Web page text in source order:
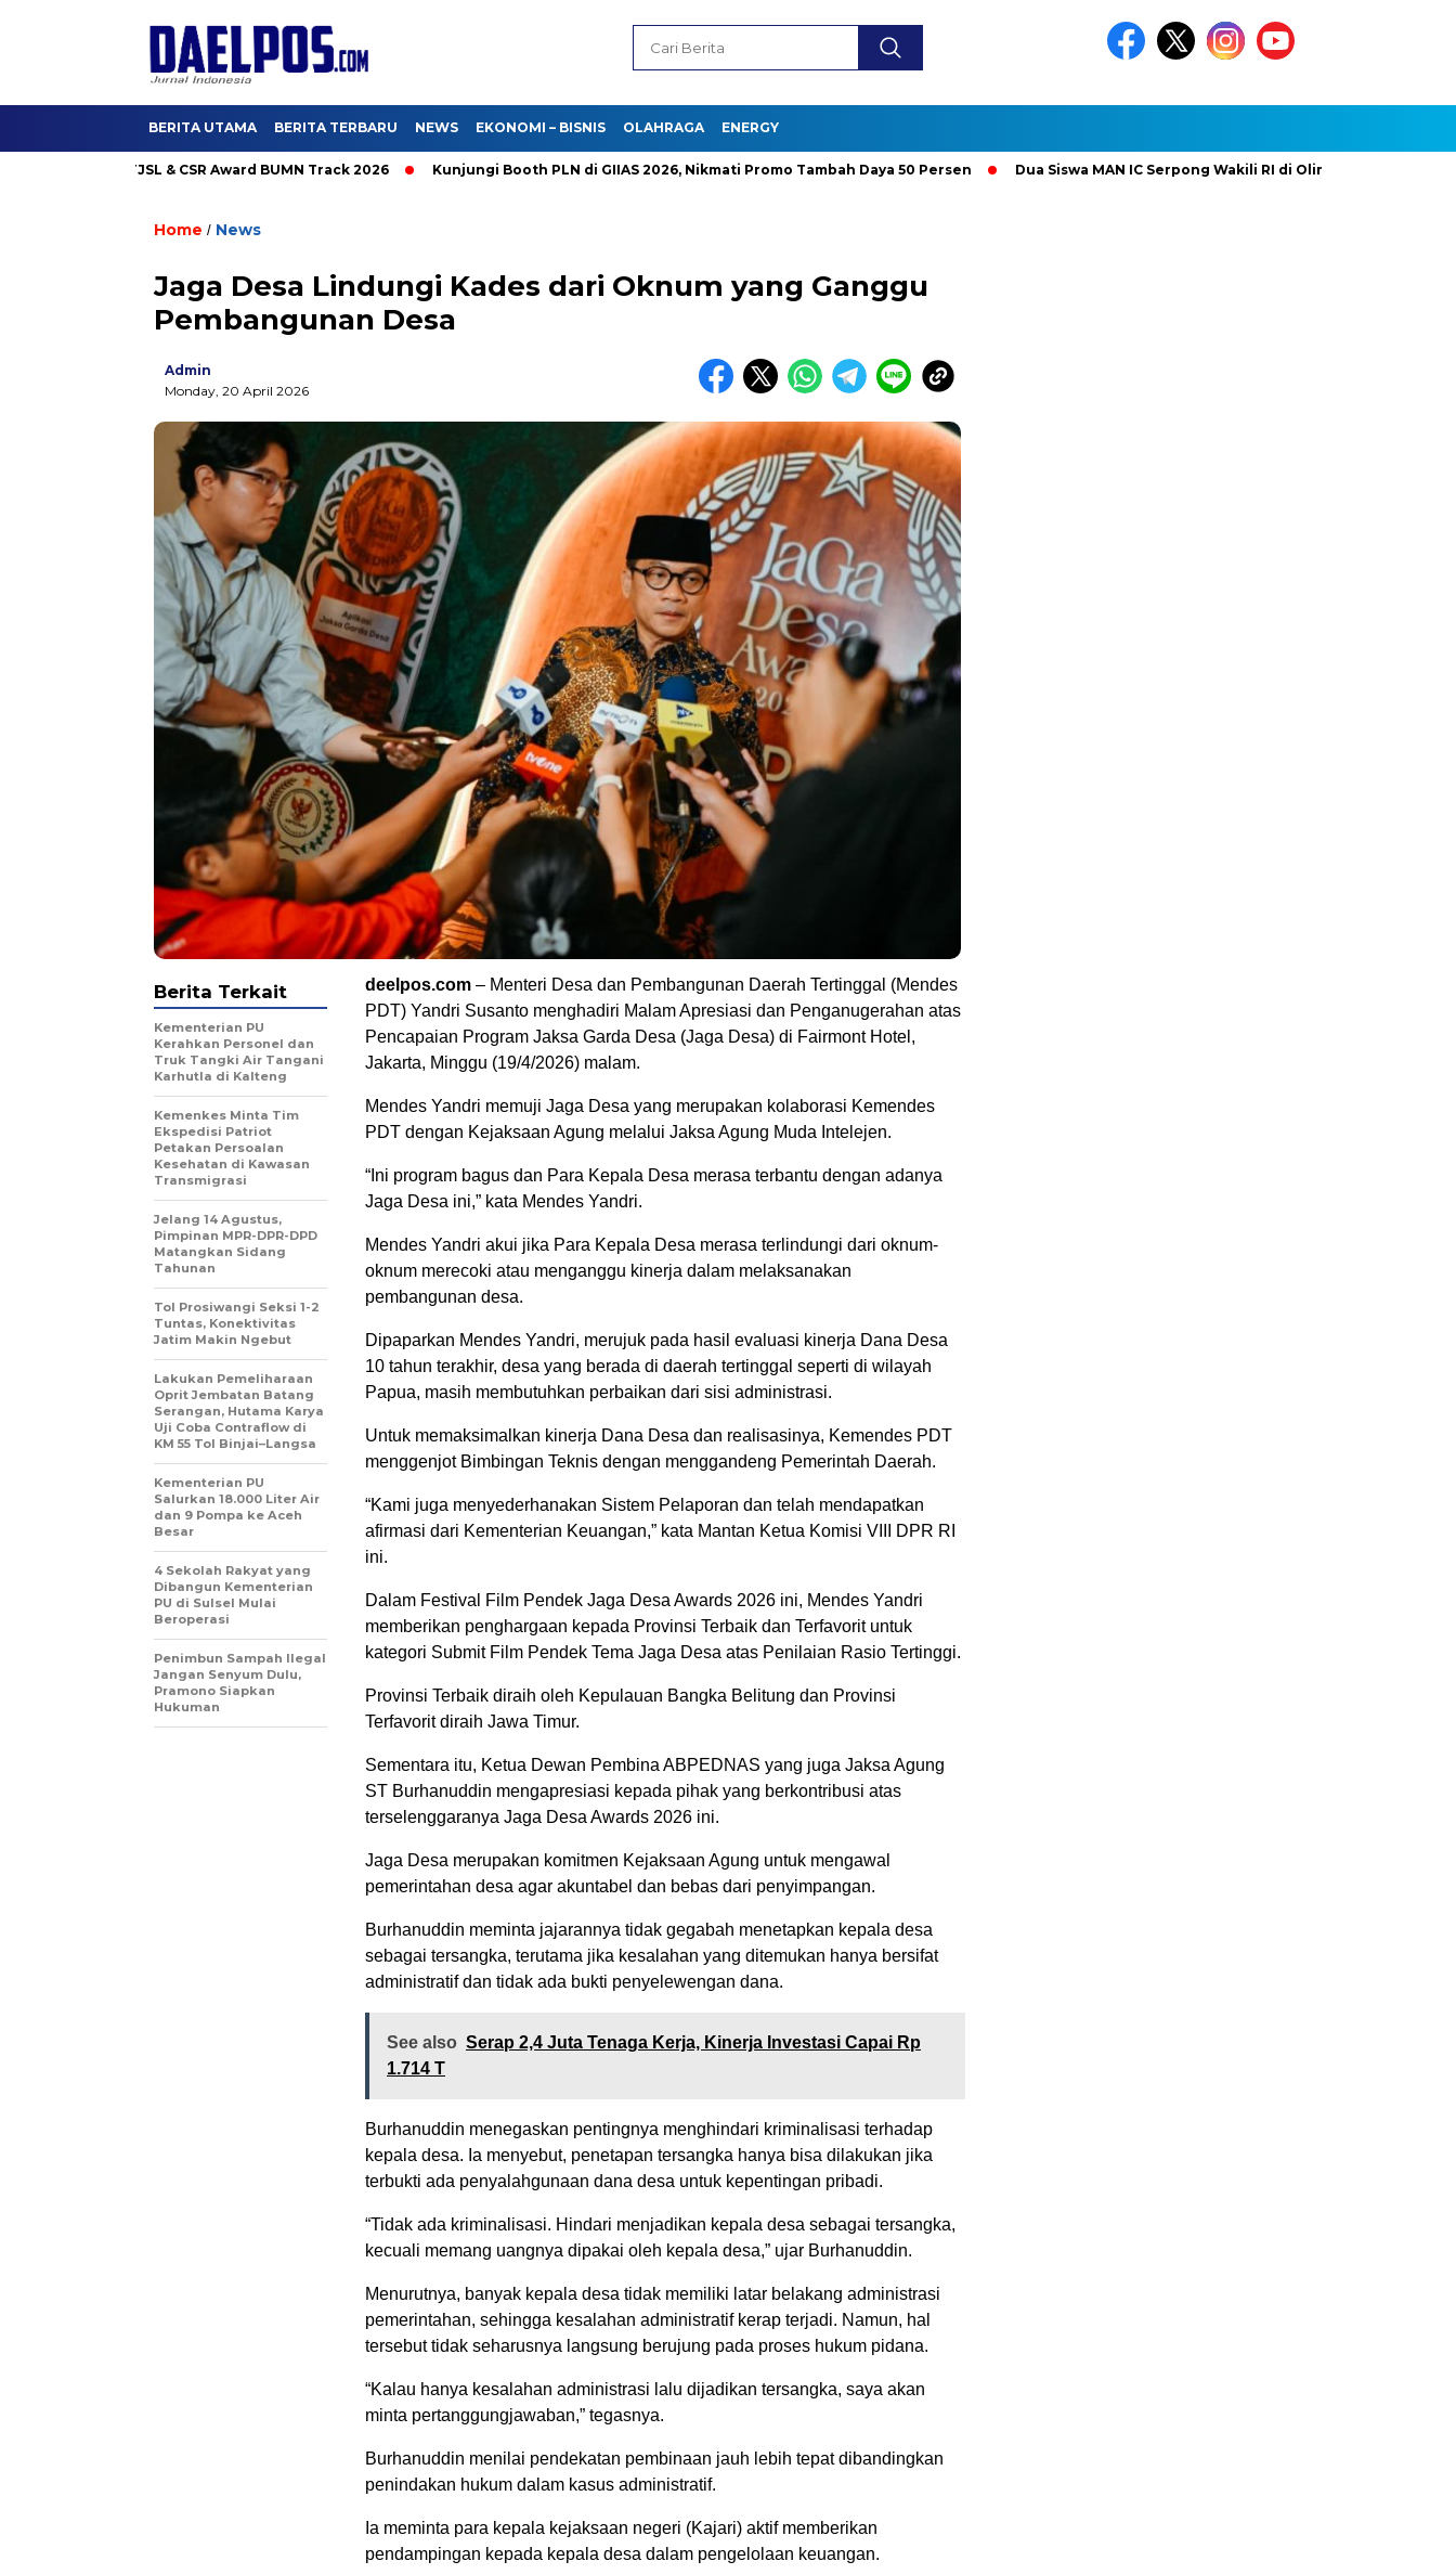
BERITA UTAMA BERITA TERBARU NEWS EKONOMI – BISNIS OLAHRAGA ENERGY
pada TJSL & CSR Award BUMN Track 2026 Kunjungi Booth PLN di GIIAS 2026, Nikmati Promo Tambah Daya 50 Persen Dua Siswa MAN IC Serpong Wakili RI di Olimpiade Nuklir Dunia
Home / News
Jaga Desa Lindungi Kades dari Oknum yang Ganggu
Pembangunan Desa
Admin
Monday, 20 April 2026
deelpos.com – Menteri Desa dan Pembangunan Daerah Tertinggal (Mendes
PDT) Yandri Susanto menghadiri Malam Apresiasi dan Penganugerahan atas
Pencapaian Program Jaksa Garda Desa (Jaga Desa) di Fairmont Hotel,
Jakarta, Minggu (19/4/2026) malam.
Mendes Yandri memuji Jaga Desa yang merupakan kolaborasi Kemendes
PDT dengan Kejaksaan Agung melalui Jaksa Agung Muda Intelejen.
“Ini program bagus dan Para Kepala Desa merasa terbantu dengan adanya
Jaga Desa ini,” kata Mendes Yandri.
Mendes Yandri akui jika Para Kepala Desa merasa terlindungi dari oknum-
oknum merecoki atau menganggu kinerja dalam melaksanakan
pembangunan desa.
Dipaparkan Mendes Yandri, merujuk pada hasil evaluasi kinerja Dana Desa
10 tahun terakhir, desa yang berada di daerah tertinggal seperti di wilayah
Papua, masih membutuhkan perbaikan dari sisi administrasi.
Untuk memaksimalkan kinerja Dana Desa dan realisasinya, Kemendes PDT
menggenjot Bimbingan Teknis dengan menggandeng Pemerintah Daerah.
“Kami juga menyederhanakan Sistem Pelaporan dan telah mendapatkan
afirmasi dari Kementerian Keuangan,” kata Mantan Ketua Komisi VIII DPR RI
ini.
Dalam Festival Film Pendek Jaga Desa Awards 2026 ini, Mendes Yandri
memberikan penghargaan kepada Provinsi Terbaik dan Terfavorit untuk
kategori Submit Film Pendek Tema Jaga Desa atas Penilaian Rasio Tertinggi.
Provinsi Terbaik diraih oleh Kepulauan Bangka Belitung dan Provinsi
Terfavorit diraih Jawa Timur.
Sementara itu, Ketua Dewan Pembina ABPEDNAS yang juga Jaksa Agung
ST Burhanuddin mengapresiasi kepada pihak yang berkontribusi atas
terselenggaranya Jaga Desa Awards 2026 ini.
Jaga Desa merupakan komitmen Kejaksaan Agung untuk mengawal
pemerintahan desa agar akuntabel dan bebas dari penyimpangan.
Burhanuddin meminta jajarannya tidak gegabah menetapkan kepala desa
sebagai tersangka, terutama jika kesalahan yang ditemukan hanya bersifat
administratif dan tidak ada bukti penyelewengan dana.
See also Serap 2,4 Juta Tenaga Kerja, Kinerja Investasi Capai Rp
1.714 T
Burhanuddin menegaskan pentingnya menghindari kriminalisasi terhadap
kepala desa. Ia menyebut, penetapan tersangka hanya bisa dilakukan jika
terbukti ada penyalahgunaan dana desa untuk kepentingan pribadi.
“Tidak ada kriminalisasi. Hindari menjadikan kepala desa sebagai tersangka,
kecuali memang uangnya dipakai oleh kepala desa,” ujar Burhanuddin.
Menurutnya, banyak kepala desa tidak memiliki latar belakang administrasi
pemerintahan, sehingga kesalahan administratif kerap terjadi. Namun, hal
tersebut tidak seharusnya langsung berujung pada proses hukum pidana.
“Kalau hanya kesalahan administrasi lalu dijadikan tersangka, saya akan
minta pertanggungjawaban,” tegasnya.
Burhanuddin menilai pendekatan pembinaan jauh lebih tepat dibandingkan
penindakan hukum dalam kasus administratif.
Ia meminta para kepala kejaksaan negeri (Kajari) aktif memberikan
pendampingan kepada kepala desa dalam pengelolaan keuangan.
Berita Terkait
Kementerian PU
Kerahkan Personel dan
Truk Tangki Air Tangani
Karhutla di Kalteng
Kemenkes Minta Tim
Ekspedisi Patriot
Petakan Persoalan
Kesehatan di Kawasan
Transmigrasi
Jelang 14 Agustus,
Pimpinan MPR-DPR-DPD
Matangkan Sidang
Tahunan
Tol Prosiwangi Seksi 1-2
Tuntas, Konektivitas
Jatim Makin Ngebut
Lakukan Pemeliharaan
Oprit Jembatan Batang
Serangan, Hutama Karya
Uji Coba Contraflow di
KM 55 Tol Binjai–Langsa
Kementerian PU
Salurkan 18.000 Liter Air
dan 9 Pompa ke Aceh
Besar
4 Sekolah Rakyat yang
Dibangun Kementerian
PU di Sulsel Mulai
Beroperasi
Penimbun Sampah Ilegal
Jangan Senyum Dulu,
Pramono Siapkan
Hukuman